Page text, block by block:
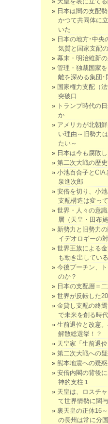
日本は闇の支配
かつて共同体に
いた
日本の地方･中
気質と国家支配
幕末・明治維新
管理・独裁国家
離を深める集団･
国家権力支配（
突破口
トランプ時代の
か
アメリカが北朝
い理由～旧勢力
たい～
日本は今も腐敗
第二次大戦の歴
小池百合子とCIA
泉進次郎
安倍を切り、小
支配構造は変っ
世界・人々の意
層（天皇・田布施
新勢力と旧勢力
イデオロギーの
世界王族による
も動き出している
今後プーチン、
のか？
日本の支配層＝
世界が反転した
金貸し支配の終
で未来を創る時
生前退位と改憲
解散総選挙！？
天皇家「生前退
第二次大戦への
熊本地震への疑惑
安倍内閣の背後
神的支柱１
天皇は、ロスチ
て世界情勢に関
裏天皇の正体16
の長州は常に分